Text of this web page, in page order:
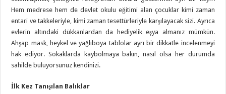
Hem medrese hem de devlet okulu eğitimi alan çocuklar kimi zaman
entari ve takkeleriyle, kimi zaman tesettürleriyle karşılayacak sizi. Ayrıca
evlerin altındaki dükkanlardan da hediyelik eşya almanız mümkün.
Ahşap mask, heykel ve yağlıboya tablolar ayrı bir dikkatle incelenmeyi
hak ediyor. Sokaklarda kaybolmaya bakın, nasıl olsa her durumda
sahilde buluyorsunuz kendinizi.
İlk Kez Tanışılan Balıklar